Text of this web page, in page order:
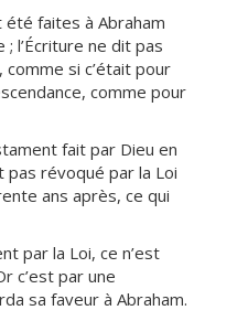
faites à Abraham
; l’Écriture ne dit pas
si c’était pour
comme pour
fait par Dieu en
pas révoqué par la Loi
ans après, ce qui
par la Loi, ce n’est
c’est par une
sa faveur à Abraham.